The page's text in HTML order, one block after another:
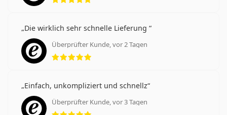
Die wirklich sehr schnelle Lieferung
Überprüfter Kunde, vor 2 Tagen
Bewertung 5 aus 5
Einfach, unkompliziert und schnellz
Überprüfter Kunde, vor 3 Tagen
Bewertung 5 aus 5